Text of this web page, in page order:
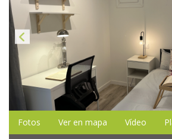
Fotos Ver en mapa Vídeo